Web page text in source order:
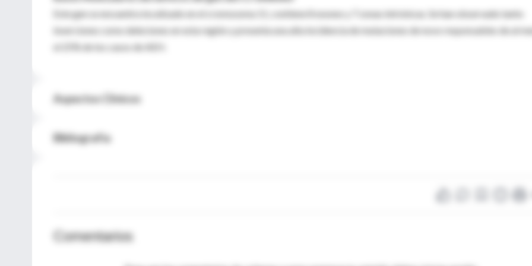
Este gen se encuentra localizado en el cromosoma 11, contiene 8 exones y 7 zonas intrónicas. Se han observado tanto
inserciones como deleciones en esta región y presenta una alta incidencia de mutaciones de novo responsables de al
el 25% de los casos de AEH.
Aspectos Clínicos
Bibliografía
Comentarios